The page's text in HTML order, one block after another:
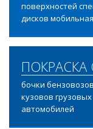
поверхностей
дисков
ПОКРАСКА
бочки
кузовов
автомобилей